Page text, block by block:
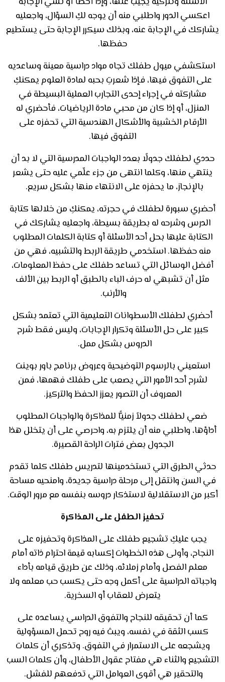
اعكسي الدور واطلبي منه أن يوجه لكِ السؤال، واجعليه
يشاركك في الإجابة عنه، وبذلك سيكرر الإجابة حتى يستطيع
حفظها.
استكشفي ميول طفلك تجاه مواد دراسية معينة وساعديه
على التفوق فيها، فإذا شعرتِ بحبه لمادة العلوم يمكنكِ
مشاركته في إجراء إحدى التجارب العملية البسيطة في
المنزل، أو إذا كان من محبي مادة الرياضيات، فأحضري له
الأرقام الخشبية والأشكال الهندسية التي تحفزه على
التفوق فيها.
حددي لطفلك جدولًا بعدد الواجبات المدرسية التي لا بد أن
ينتهي منها، وكلما انتهى من جزء علّمي عليه حتى يشعر
بالإنجاز، ما يحفزه على الانتهاء منها بشكل سريع.
أحضري سبورة لطفلك في حجرته، يمكنكِ من خلالها كتابة
الدرس وشرحه له بطريقة بسيطة، واجعليه يشاركك في
الكتابة عليها بحل أحد الأسئلة أو كتابة الكلمات المطلوب
منه حفظها. استخدمي طريقة الربط والتشبيه، فهي من
أفضل الوسائل التي تساعد طفلك على حفظ المعلومات،
مثل أن تشبهي له حرف الباء بالطبق أو الربط بين الألف
والأرنب.
أحضري لطفلك الأسطوانات التعليمية التي تعتمد بشكل
كبير على حل الأسئلة وتكرار الإجابات، وليس فقط شرح
الدروس بشكل ممل.
استعيني بالرسوم التوضيحية وعروض برنامج باور بوينت
لشرح أحد الأمور التي يصعب على طفلك فهمها، فمن
المعروف أن التصور يعزز الحفظ والتركيز.
ضعي لطفلك جدولاً زمنيًّا للمذاكرة والواجبات المطلوب
أداؤها، واطلبي منه أن يلتزم به، واحرصي على أن يتخلل هذا
الجدول بعض فترات الراحة القصيرة.
حدثي الطرق التي تستخدمينها لتدريس طفلك كلما تقدم
في السن وانتقل إلى مرحلة دراسية جديدة، وامنحيه مساحة
أكبر من الاستقلالية لاستذكار دروسه بنفسه مع مرور الوقت.
تحفيز الطفل على المذاكرة
يجب عليكِ تشجيع طفلك على المذاكرة وتحفيزه على
النجاح، وأولى هذه الخطوات إكسابه قيمة احترام ذاته أمام
معلم الفصل وأمام زملائه، وذلك عن طريق قيامه بأداء
واجباته الدراسية على أكمل وجه حتى يكسب حب معلمه ولا
يتعرض للعقاب أو السخرية.
كما أن تحقيقه للنجاح والتفوق الدراسي يساعده على
كسب الثقة في نفسه، ويبث فيه روح تحمل المسؤولية
ويشجعه على الاستمرار في التفوق. وتذكري أن كلمات
التشجيع والثناء هي مفتاح عقول الأطفال، وأن كلمات السب
والتحقير هي أقوى العوامل التي تدفعهم للفشل.